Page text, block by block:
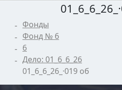
Фонды
Фонд № 6
6
Дело: 01_6_6_26
01_6_6_26_·019 об